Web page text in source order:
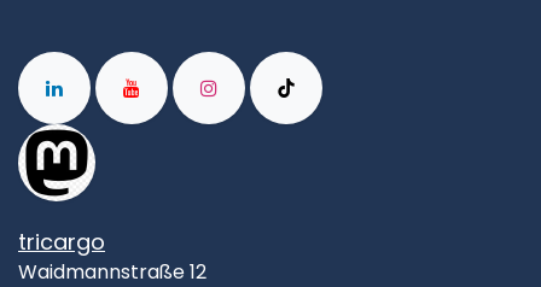
tricargo
Waidmannstraße 12